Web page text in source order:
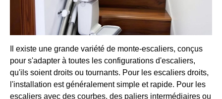
Il existe une grande variété de monte-escaliers, conçus
pour s'adapter à toutes les configurations d'escaliers,
qu'ils soient droits ou tournants. Pour les escaliers droits,
l'installation est généralement simple et rapide. Pour les
escaliers avec des courbes, des paliers intermédiaires ou